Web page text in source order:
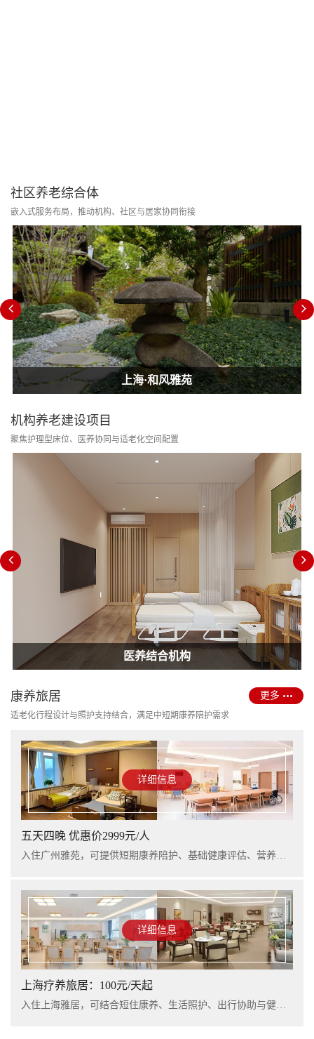
社区养老综合体
嵌入式服务布局，推动机构、社区与居家协同衔接
上海·和风雅苑
上海·和风雅苑
上海·和风雅苑
机构养老建设项目
聚焦护理型床位、医养协同与适老化空间配置
消防改造合规
护理型养老院建设
医养结合机构
康养旅居
适老化行程设计与照护支持结合，满足中短期康养陪护需求
更多
详细信息
五天四晚 优惠价2999元/人
详细信息
上海疗养旅居：100元/天起
入住上海雅居，可结合短住康养、生活照护、出行协助与健康管理服务，提升长者阶段性休养体验。